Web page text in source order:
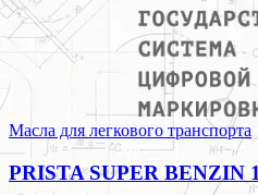
Масла для легкового транспорта
PRISTA SUPER BENZIN